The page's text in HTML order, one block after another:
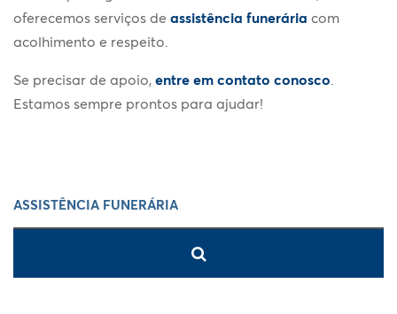
oferecemos serviços de assistência funerária com
acolhimento e respeito.
Se precisar de apoio, entre em contato conosco
Estamos sempre prontos para ajudar!